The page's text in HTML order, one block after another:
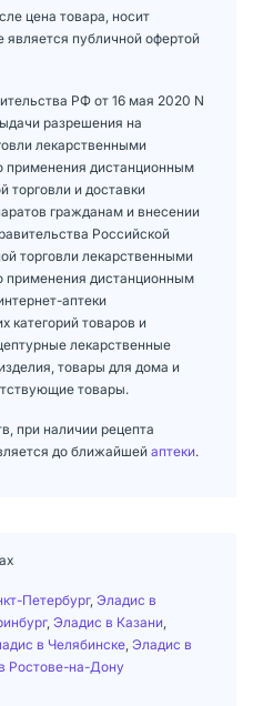
цена товара, носит
является публичной офертой
РФ от 16 мая 2020 N
разрешения на
лекарственными
применения дистанционным
торговли и доставки
гражданам и внесении
Российской
торговли лекарственными
применения дистанционным
аптеки
категорий товаров и
лекарственные
товары для дома и
товары.
при наличии рецепта
до ближайшей аптеки.
Петербург, Эладис в
, Эладис в Казани
в Челябинске Эладис в
Ростове-на-Дону